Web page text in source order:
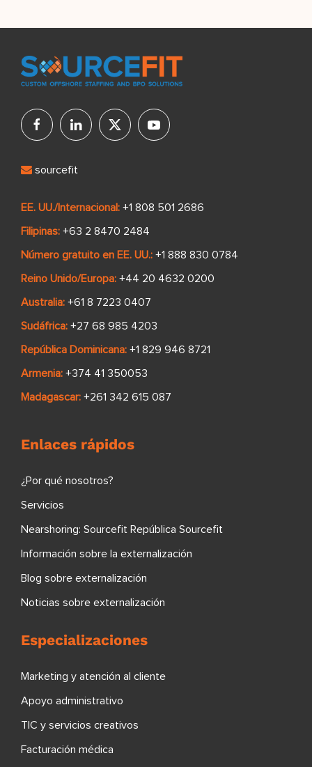
sourcefit
EE. UU./Internacional: +1 808 501 2686
Filipinas: +63 2 8470 2484
Número gratuito en EE. UU.: +1 888 830 0784
Reino Unido/Europa: +44 20 4632 0200
Australia: +61 8 7223 0407
Sudáfrica: +27 68 985 4203
República Dominicana: +1 829 946 8721
Armenia: +374 41 350053
Madagascar: +261 342 615 087
Enlaces rápidos
¿Por qué nosotros?
Servicios
Nearshoring: Sourcefit República Sourcefit
Información sobre la externalización
Blog sobre externalización
Noticias sobre externalización
Especializaciones
Marketing y atención al cliente
Apoyo administrativo
TIC y servicios creativos
Facturación médica